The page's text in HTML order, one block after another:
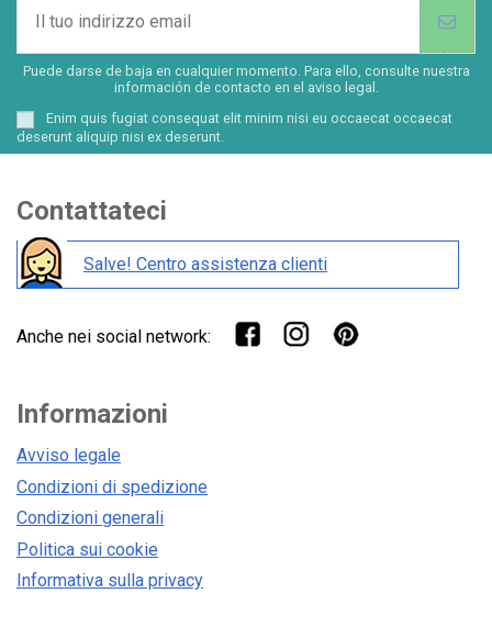
Puede darse de baja en cualquier momento. Para ello, consulte nuestra
información de contacto en el aviso legal.
Enim quis fugiat consequat elit minim nisi eu occaecat occaecat
deserunt aliquip nisi ex deserunt.
Contattateci
Salve! Centro assistenza clienti
Anche nei social network:
Informazioni
Avviso legale
Condizioni di spedizione
Condizioni generali
Politica sui cookie
Informativa sulla privacy